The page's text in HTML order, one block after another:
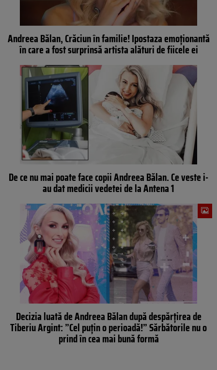
Andreea Bălan, Crăciun în familie! Ipostaza emoționantă
în care a fost surprinsă artista alături de fiicele ei
De ce nu mai poate face copii Andreea Bălan. Ce veste i-
au dat medicii vedetei de la Antena 1
Decizia luată de Andreea Bălan după despărțirea de
Tiberiu Argint: ”Cel puțin o perioadă!” Sărbătorile nu o
prind în cea mai bună formă